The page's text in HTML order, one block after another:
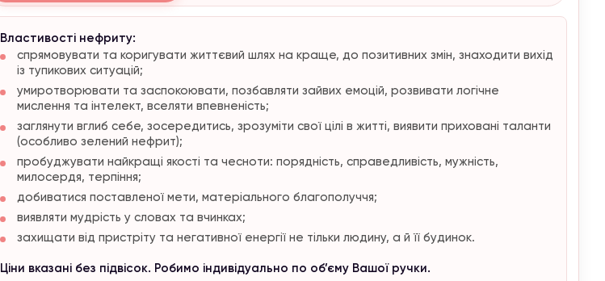
Властивості нефриту:
спрямовувати та коригувати життєвий шлях на краще, до позитивних змін, знаходити вихід
із тупикових ситуацій;
умиротворювати та заспокоювати, позбавляти зайвих емоцій, розвивати логічне
мислення та інтелект, вселяти впевненість;
заглянути вглиб себе, зосередитись, зрозуміти свої цілі в житті, виявити приховані таланти
(особливо зелений нефрит);
пробуджувати найкращі якості та чесноти: порядність, справедливість, мужність,
милосердя, терпіння;
добиватися поставленої мети, матеріального благополуччя;
виявляти мудрість у словах та вчинках;
захищати від пристріту та негативної енергії не тільки людину, а й її будинок.
Ціни вказані без підвісок. Робимо індивідуально по об’єму Вашої ручки.